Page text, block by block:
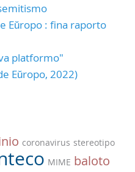
Eŭropo : fina raporto
platformo"
Eŭropo, 2022)
coronavirus stereotipo
MIME baloto